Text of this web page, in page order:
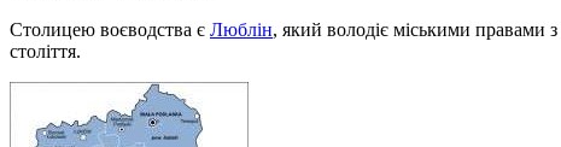
Столицею воєводства є Люблін, який володіє міськими правами
століття.